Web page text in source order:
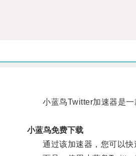
小蓝鸟Twitter加速器是一
小蓝鸟免费下载
通过该加速器，您可以快